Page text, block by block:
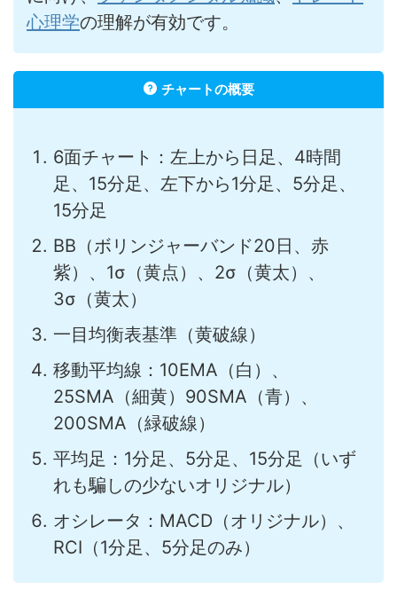
心理学の理解が有効です。
チャートの概要
6面チャート：左上から日足、4時間
足、15分足、左下から1分足、5分足、
15分足
BB（ボリンジャーバンド20日、赤
紫）、1σ（黄点）、2σ（黄太）、
3σ（黄太）
一目均衡表基準（黄破線）
移動平均線：10EMA（白）、
25SMA（細黄）90SMA（青）、
200SMA（緑破線）
平均足：1分足、5分足、15分足（いず
れも騙しの少ないオリジナル）
オシレータ：MACD（オリジナル）、
RCI（1分足、5分足のみ）